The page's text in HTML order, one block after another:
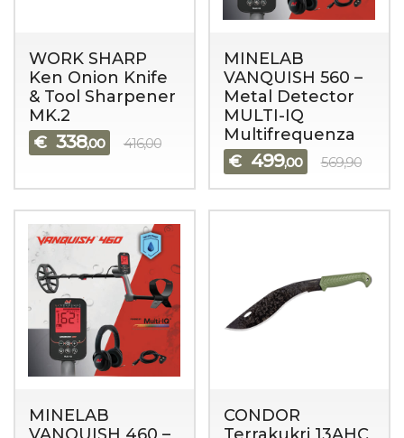
WORK SHARP
Ken Onion Knife
& Tool Sharpener
MK.2
€ 338,00 416,00
MINELAB
VANQUISH 560 –
Metal Detector
MULTI-IQ
Multifrequenza
€ 499,00 569,90
MINELAB
CONDOR